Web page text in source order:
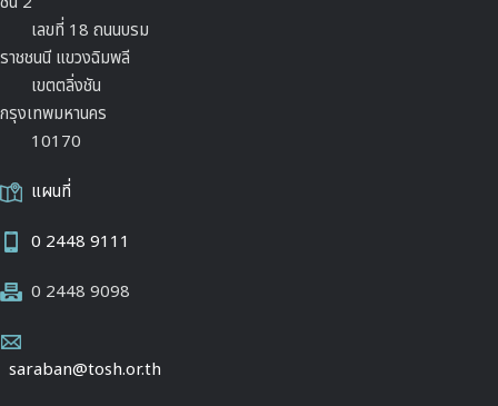
เลขที่ 18 ถนนบรม
ราชชนนี แขวงฉิมพลี
เขตตลิ่งชัน
กรุงเทพมหานคร
10170
แผนที่
0 2448 9111
0 2448 9098
saraban@tosh.or.th